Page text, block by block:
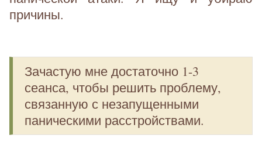
причины.
Зачастую мне достаточно 1-3
сеанса, чтобы решить проблему,
связанную с незапущенными
паническими расстройствами.